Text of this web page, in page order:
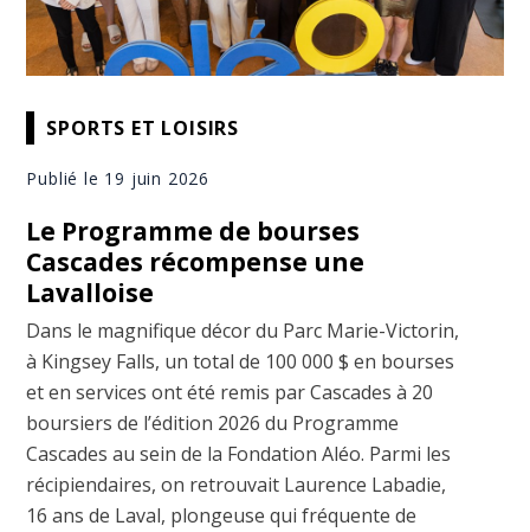
SPORTS ET LOISIRS
Publié le 19 juin 2026
Le Programme de bourses
Cascades récompense une
Lavalloise
Dans le magnifique décor du Parc Marie-Victorin,
à Kingsey Falls, un total de 100 000 $ en bourses
et en services ont été remis par Cascades à 20
boursiers de l’édition 2026 du Programme
Cascades au sein de la Fondation Aléo. Parmi les
récipiendaires, on retrouvait Laurence Labadie,
16 ans de Laval, plongeuse qui fréquente de